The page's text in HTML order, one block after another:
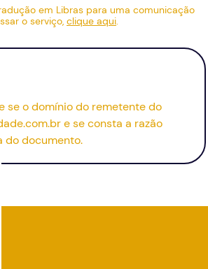
em Libras para uma comunicação
o serviço, clique aqui.
se o domínio do remetente do
e se consta a razão
do documento.